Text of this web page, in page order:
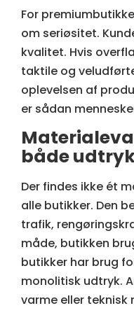
For
om seriøsitet.
kvalitet. Hvis
taktile og
oplevelsen af
er sådan
både
Der findes ikke ét
alle butikker. Den
trafik,
måde, butikken
butikker har brug
monolitisk udtryk.
varme eller